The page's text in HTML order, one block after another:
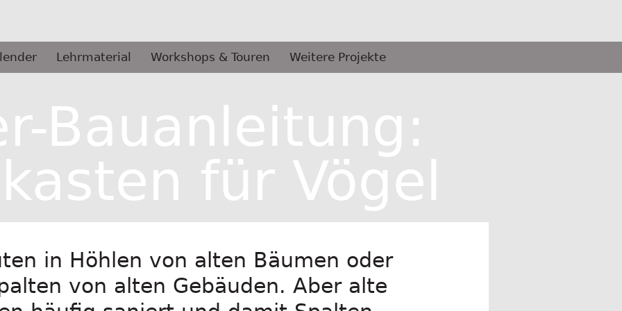
Lehrmaterial Workshops & Touren Weitere Projekte
Bauanleitung:
für Vögel
in Höhlen von alten Bäumen oder
von alten Gebäuden. Aber alte